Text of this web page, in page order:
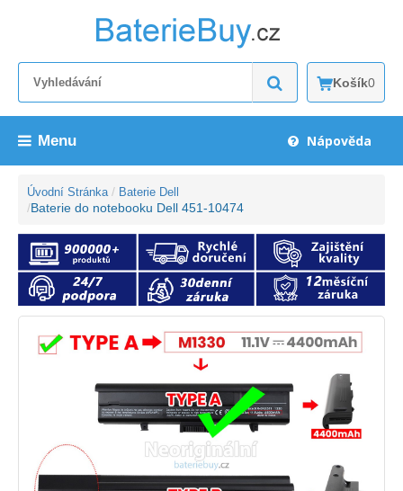
Košík0
Menu Nápověda
Úvodní Stránka Baterie Dell
Baterie do notebooku Dell 451-10474